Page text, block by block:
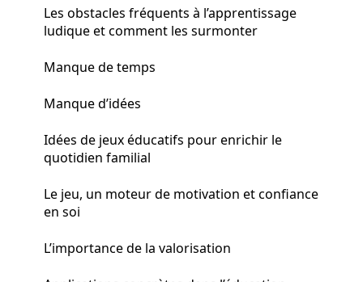
Les obstacles fréquents à l’apprentissage
ludique et comment les surmonter
Manque de temps
Manque d’idées
Idées de jeux éducatifs pour enrichir le
quotidien familial
Le jeu, un moteur de motivation et confiance
en soi
L’importance de la valorisation